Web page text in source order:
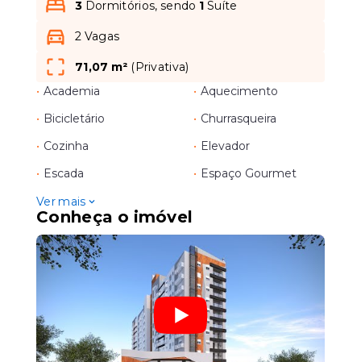
3 Dormitórios, sendo 1 Suíte
2 Vagas
71,07 m² (Privativa)
• Academia • Aquecimento
• Bicicletário • Churrasqueira
• Cozinha • Elevador
• Escada • Espaço Gourmet
Ver mais
Conheça o imóvel